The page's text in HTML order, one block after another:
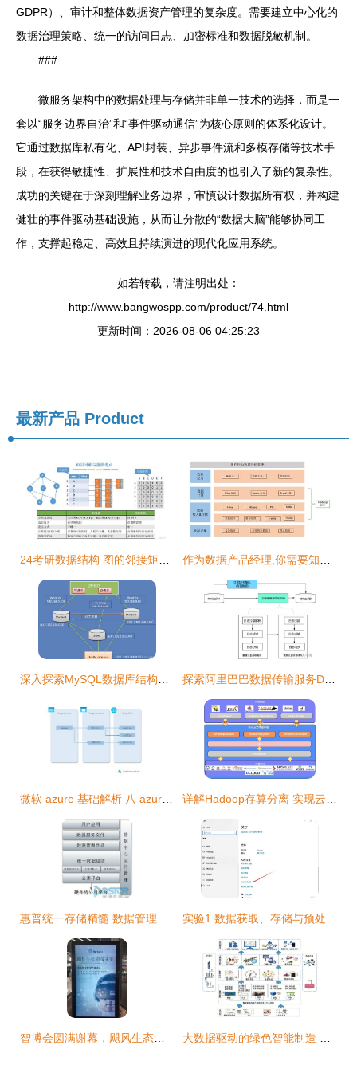
GDPR）、审计和整体数据资产管理的复杂度。需要建立中心化的
数据治理策略、统一的访问日志、加密标准和数据脱敏机制。
###
微服务架构中的数据处理与存储并非单一技术的选择，而是一
套以“服务边界自治”和“事件驱动通信”为核心原则的体系化设计。
它通过数据库私有化、API封装、异步事件流和多模存储等技术手
段，在获得敏捷性、扩展性和技术自由度的也引入了新的复杂性。
成功的关键在于深刻理解业务边界，审慎设计数据所有权，并构建
健壮的事件驱动基础设施，从而让分散的“数据大脑”能够协同工
作，支撑起稳定、高效且持续演进的现代化应用系统。
如若转载，请注明出处：
http://www.bangwospp.com/product/74.html
更新时间：2026-08-06 04:25:23
最新产品 Product